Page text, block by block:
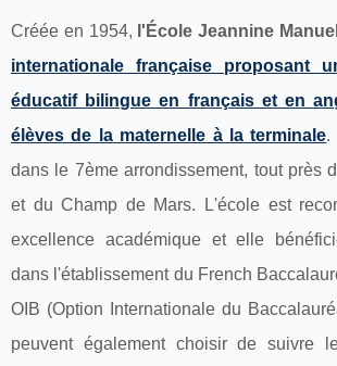
Créée en 1954, l'École Jeannine Manuel
internationale française proposant
éducatif bilingue en français et en
élèves de la maternelle à la terminale.
dans le 7ème arrondissement, tout près
et du Champ de Mars. L'école est
excellence académique et elle
dans l'établissement du French
OIB (Option Internationale du
peuvent également choisir de suivre